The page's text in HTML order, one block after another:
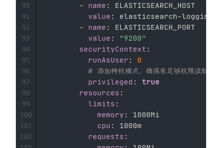
-
name :
ELASTICSEARCH_HOST
value : elasticsearch-logging
-
name :
ELASTICSEARCH_PORT
value :
"9200"
securityContext :
runAsUser :
0
# 添加特权模式，确保有足够权限读取日
privileged :
true
resources :
limits :
memory :
1000Mi
cpu :
1000m
requests :
90
91
92
93
94
95
96
97
98
99
100
101
102